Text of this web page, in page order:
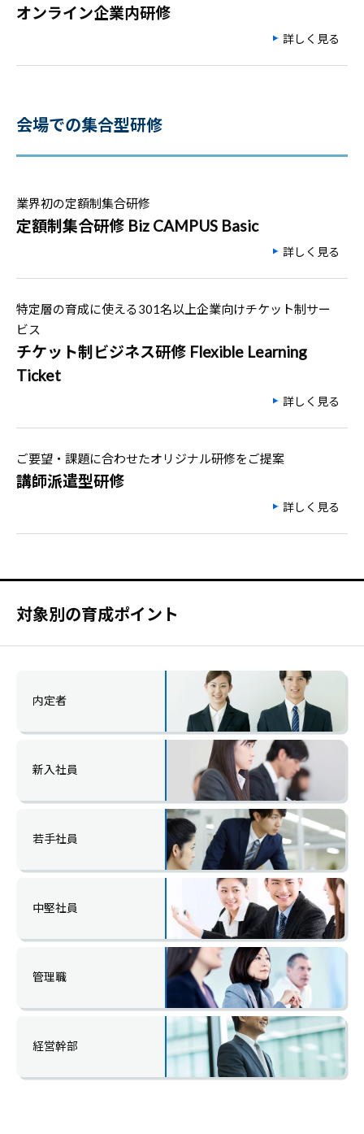
オンライン企業内研修
詳しく見る
会場での集合型研修
業界初の定額制集合研修
定額制集合研修 Biz CAMPUS Basic
詳しく見る
特定層の育成に使える301名以上企業向けチケット制サー
ビス
チケット制ビジネス研修 Flexible Learning
Ticket
詳しく見る
ご要望・課題に合わせたオリジナル研修をご提案
講師派遣型研修
詳しく見る
対象別の育成ポイント
内定者
新入社員
若手社員
中堅社員
管理職
経営幹部